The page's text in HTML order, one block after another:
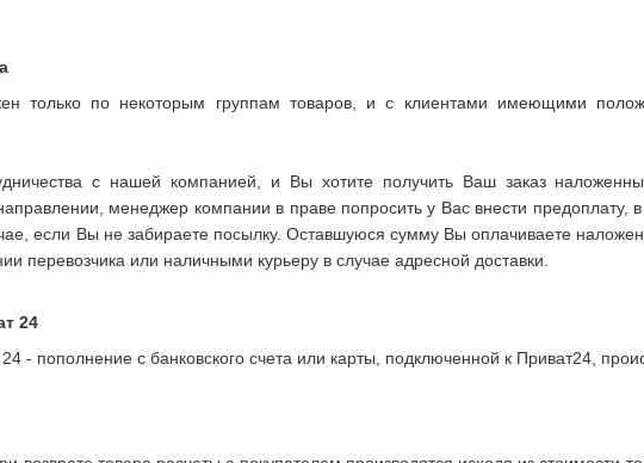
только по некоторым группам товаров, и с клиентами имеющими
с нашей компанией, и Вы хотите получить Ваш заказ
менеджер компании в праве попросить у Вас внести предоплату,
если Вы не забираете посылку. Оставшуюся сумму Вы оплачиваете
перевозчика или наличными курьеру в случае адресной доставки.
24
- пополнение с банковского счета или карты, подключенной к Приват24,